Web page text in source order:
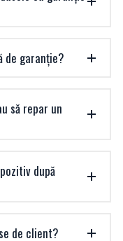
de garanție?
să repar un
după
de client?